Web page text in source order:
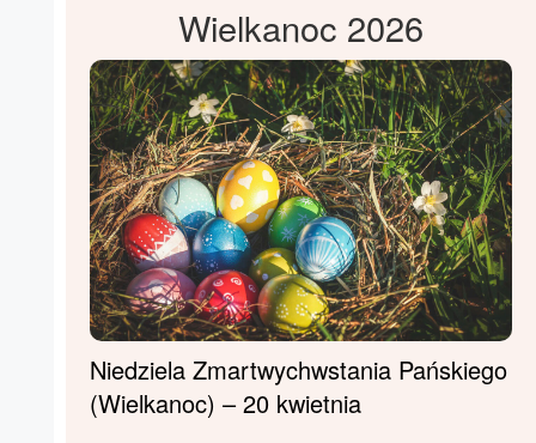
Wielkanoc 2026
Niedziela Zmartwychwstania Pańskiego
(Wielkanoc) – 20 kwietnia